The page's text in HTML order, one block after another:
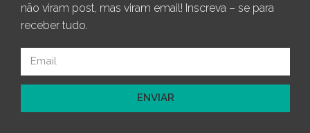
não viram post, mas viram email! Inscreva – se para
receber tudo.
ENVIAR